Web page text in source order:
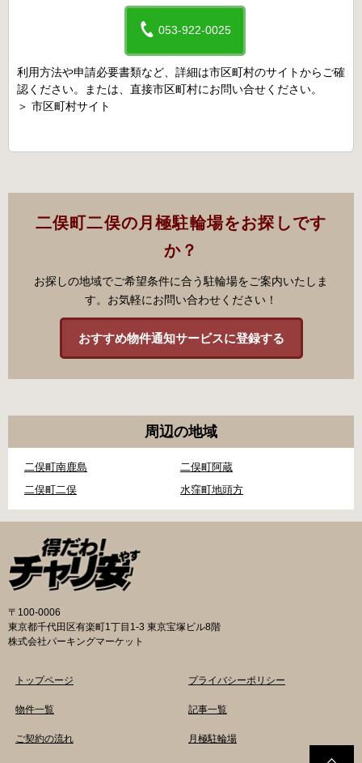
053-922-0025
利用方法や申請必要書類など、詳細は市区町村のサイトからご確
認ください。または、直接市区町村にお問い合せください。
＞ 市区町村サイト
二俣町二俣の月極駐輪場をお探しです
か？
お探しの地域でご希望条件に合う駐輪場をご案内いたしま
す。お気軽にお問い合わせください！
おすすめ物件通知サービスに登録する
周辺の地域
二俣町南鹿島
二俣町阿蔵
二俣町二俣
水窪町地頭方
〒100-0006
東京都千代田区有楽町1丁目1-3 東京宝塚ビル8階
株式会社パーキングマーケット
トップページ
物件一覧
ご契約の流れ
プライバシーポリシー
記事一覧
月極駐輪場